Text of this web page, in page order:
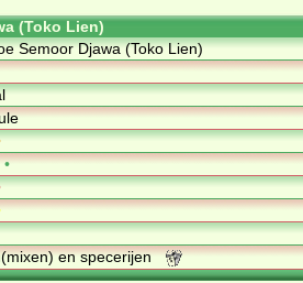
(Toko Lien)
Semoor Djawa (Toko Lien)
•
en specerijen